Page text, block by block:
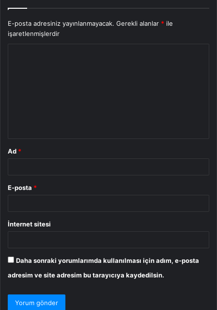
E-posta adresiniz yayınlanmayacak. Gerekli alanlar * ile
işaretlenmişlerdir
Ad *
E-posta *
İnternet sitesi
Daha sonraki yorumlarımda kullanılması için adım, e-posta
adresim ve site adresim bu tarayıcıya kaydedilsin.